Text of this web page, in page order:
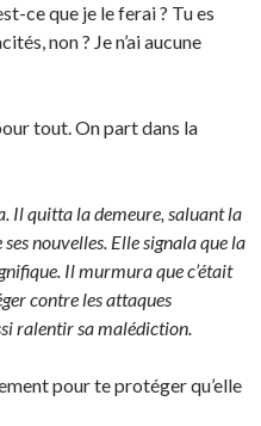
ce que je le ferai ? Tu es
non ? Je n’ai aucune
tout. On part dans la
Il quitta la demeure, saluant la
nouvelles. Elle signala que la
Il murmura que c’était
contre les attaques
ralentir sa malédiction.
pour te protéger qu’elle